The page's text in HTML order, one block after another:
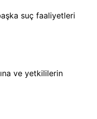
suç faaliyetleri
ve yetkililerin